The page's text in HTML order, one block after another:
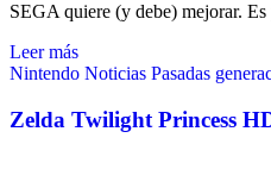
SEGA quiere (y debe) mejorar.
Leer más
Nintendo Noticias Pasadas
Zelda Twilight Princess